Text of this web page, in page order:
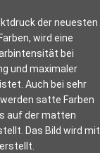
der neuesten
wird eine
bei
und maximaler
Auch bei sehr
satte Farben
auf der matten
Das Bild wird mit